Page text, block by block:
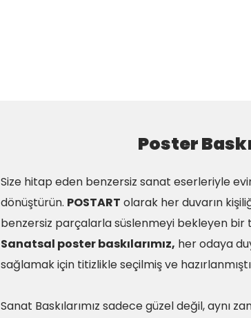
Poster
Size hitap eden benzersiz sanat eserleriyle
dönüştürün. POSTART olarak her duvarın
benzersiz parçalarla süslenmeyi bekleyen bir
Sanatsal poster baskılarımız, her odaya
sağlamak için titizlikle seçilmiş ve
Sanat Baskılarımız sadece güzel değil, aynı